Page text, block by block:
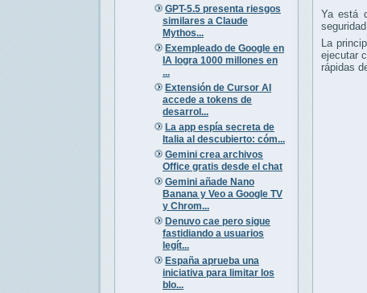
GPT-5.5 presenta riesgos
similares a Claude
Mythos...
Exempleado de Google en
IA logra 1000 millones en
...
Extensión de Cursor AI
accede a tokens de
desarrol...
La app espía secreta de
Italia al descubierto: cóm...
Gemini crea archivos
Office gratis desde el chat
Gemini añade Nano
Banana y Veo a Google TV
y Chrom...
Denuvo cae pero sigue
fastidiando a usuarios
legít...
España aprueba una
iniciativa para limitar los
blo...
Ya está
La
ejecutar
rápidas